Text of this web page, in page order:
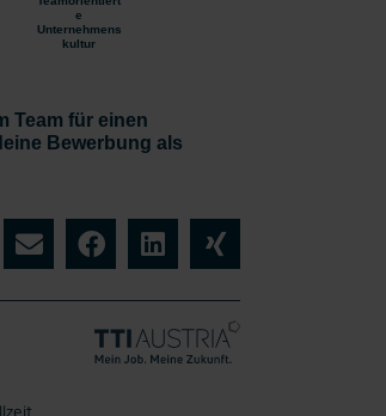
e
Unternehmens
kultur
Team für einen
Bewerbung als